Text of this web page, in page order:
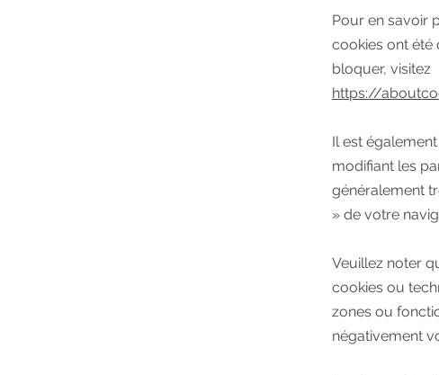
Pour en savoir
cookies ont été
bloquer, visitez
https://
Il est
modifiant les
généralement
» de votre
Veuillez noter
cookies ou
zones ou
négativement